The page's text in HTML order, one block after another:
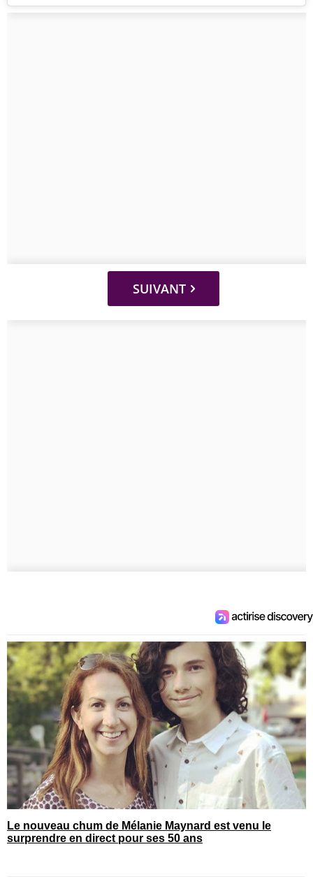
SUIVANT
Le nouveau chum de Mélanie Maynard est venu le
surprendre en direct pour ses 50 ans